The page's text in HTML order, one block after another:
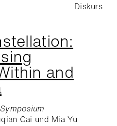
and
Diskurs
Cai und Mia Yu